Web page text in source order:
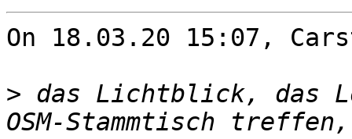
On 18.03.20 15:07,
> das Lichtblick, das
OSM-Stammtisch